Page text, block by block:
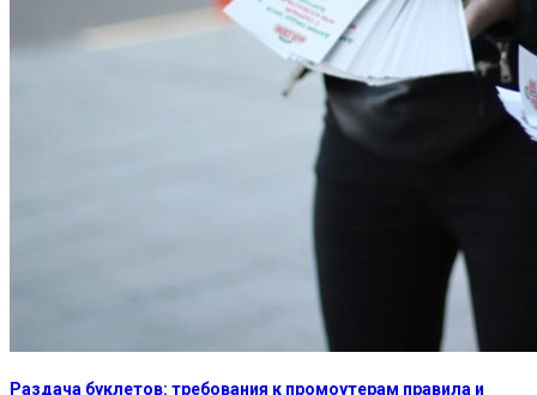
Раздача буклетов: требования к промоутерам правила и